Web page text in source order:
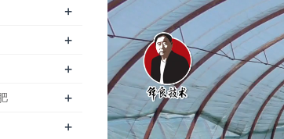
+
+
+
+
+